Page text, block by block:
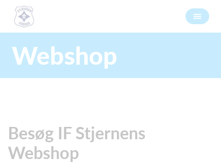
Webshop
Besøg IF Stjernens
Webshop